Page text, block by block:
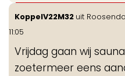
KoppelV22M32 uit
11:05
Vrijdag gaan wij
zoetermeer eens